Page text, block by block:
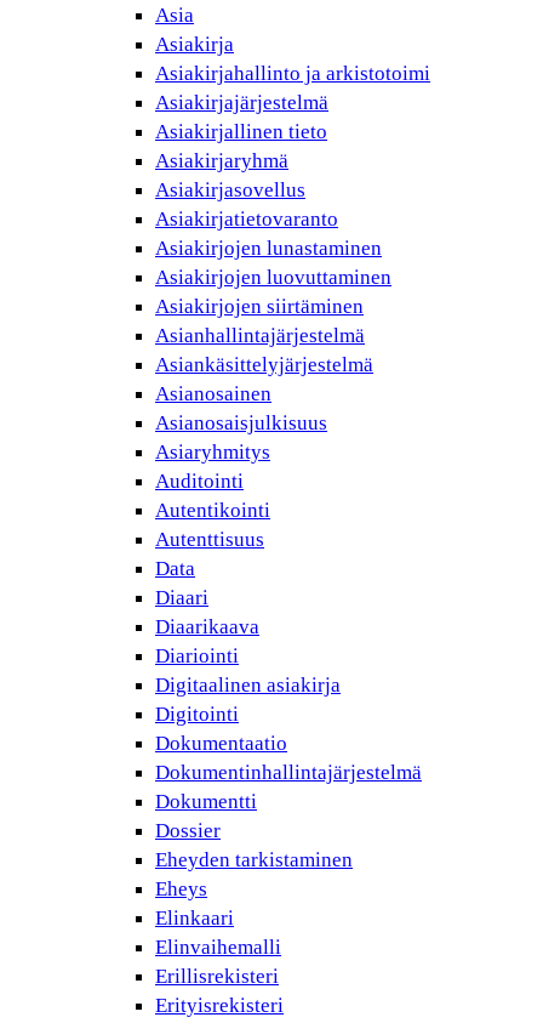
Asia
Asiakirja
Asiakirjahallinto ja arkistotoimi
Asiakirjajärjestelmä
Asiakirjallinen tieto
Asiakirjaryhmä
Asiakirjasovellus
Asiakirjatietovaranto
Asiakirjojen lunastaminen
Asiakirjojen luovuttaminen
Asiakirjojen siirtäminen
Asianhallintajärjestelmä
Asiankäsittelyjärjestelmä
Asianosainen
Asianosaisjulkisuus
Asiaryhmitys
Auditointi
Autentikointi
Autenttisuus
Data
Diaari
Diaarikaava
Diariointi
Digitaalinen asiakirja
Digitointi
Dokumentaatio
Dokumentinhallintajärjestelmä
Dokumentti
Dossier
Eheyden tarkistaminen
Eheys
Elinkaari
Elinvaihemalli
Erillisrekisteri
Erityisrekisteri